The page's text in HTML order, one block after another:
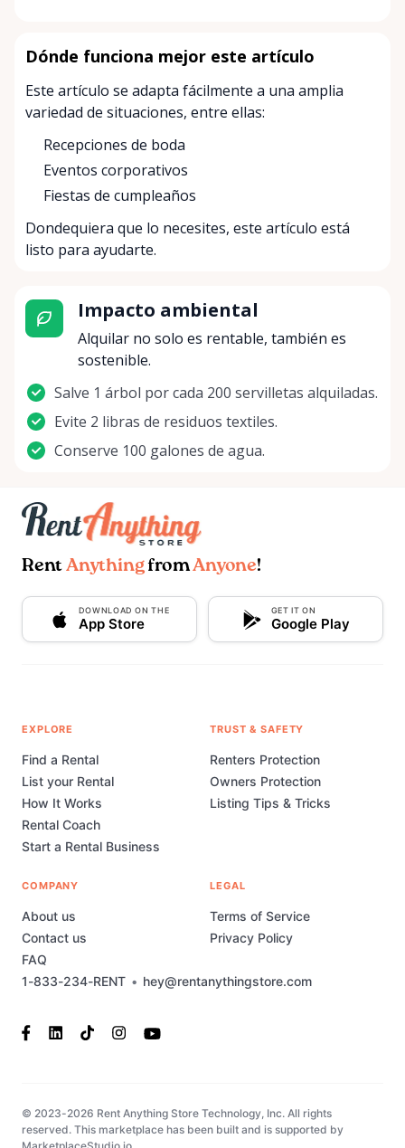
Dónde funciona mejor este artículo
Este artículo se adapta fácilmente a una amplia
variedad de situaciones, entre ellas:
Recepciones de boda
Eventos corporativos
Fiestas de cumpleaños
Dondequiera que lo necesites, este artículo está
listo para ayudarte.
Impacto ambiental
Alquilar no solo es rentable, también es
sostenible.
Salve 1 árbol por cada 200 servilletas alquiladas.
Evite 2 libras de residuos textiles.
Conserve 100 galones de agua.
Rent AnythingfromAnyone!
DOWNLOAD ON THE
App Store
GET IT ON
Google Play
1-833-234-RENT • hey@rentanythingstore.com
EXPLORE
Find a Rental
List your Rental
How It Works
Rental Coach
Start a Rental Business
TRUST & SAFETY
Renters Protection
Owners Protection
Listing Tips & Tricks
COMPANY
About us
Contact us
FAQ
LEGAL
Terms of Service
Privacy Policy
© 2023-2026 Rent Anything Store Technology, Inc. All rights
reserved. This marketplace has been built and is supported by